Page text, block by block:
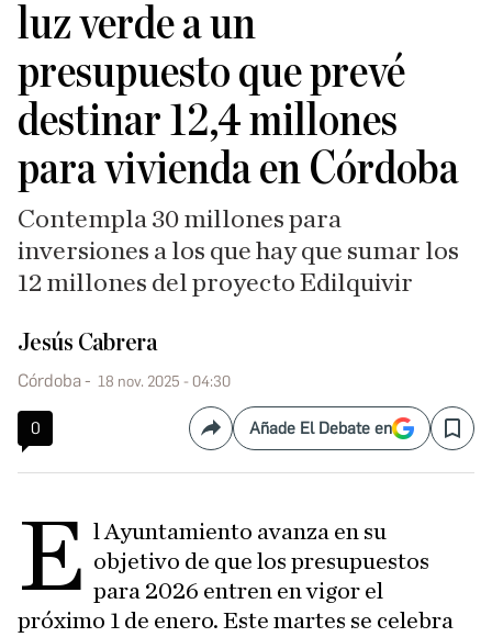
luz verde a un
presupuesto que prevé
destinar 12,4 millones
para vivienda en Córdoba
Contempla 30 millones para
inversiones a los que hay que sumar los
12 millones del proyecto Edilquivir
Jesús Cabrera
Córdoba 18 nov. 2025 - 04:30
0 CompartirAñade El Debate en Save
E l Ayuntamiento avanza en su
objetivo de que los presupuestos
para 2026 entren en vigor el
próximo 1 de enero. Este martes se celebra